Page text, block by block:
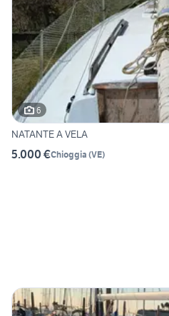
6
NATANTE A VELA
5.000 €Chioggia (VE)